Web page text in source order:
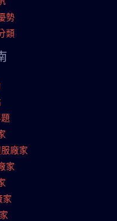
勢
類
廠家
家
家